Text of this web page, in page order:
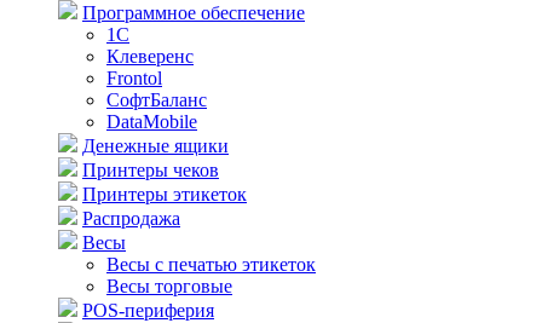
Программное обеспечение
1С
Клеверенс
Frontol
СофтБаланс
DataMobile
Денежные ящики
Принтеры чеков
Принтеры этикеток
Распродажа
Весы
Весы с печатью этикеток
Весы торговые
POS-периферия